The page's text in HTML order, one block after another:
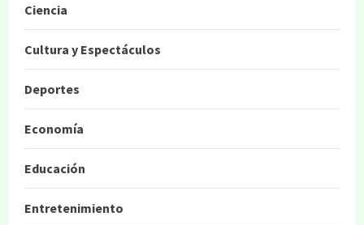
Ciencia
Cultura y Espectáculos
Deportes
Economía
Educación
Entretenimiento